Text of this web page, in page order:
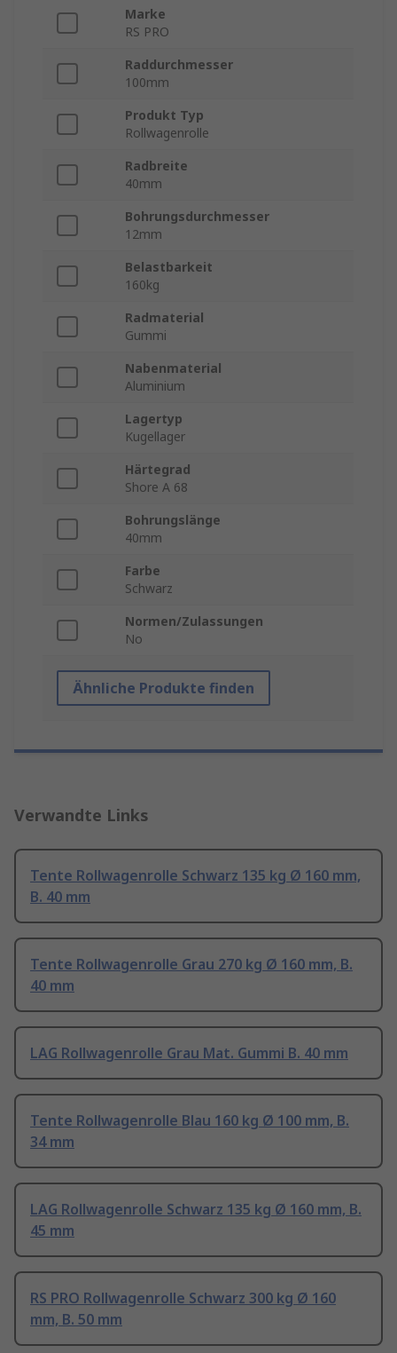
Marke
RS PRO
Raddurchmesser
100mm
Produkt Typ
Rollwagenrolle
Radbreite
40mm
Bohrungsdurchmesser
12mm
Belastbarkeit
160kg
Radmaterial
Gummi
Nabenmaterial
Aluminium
Lagertyp
Kugellager
Härtegrad
Shore A 68
Bohrungslänge
40mm
Farbe
Schwarz
Normen/Zulassungen
No
Ähnliche Produkte finden
Verwandte Links
Tente Rollwagenrolle Schwarz 135 kg Ø 160 mm,
B. 40 mm
Tente Rollwagenrolle Grau 270 kg Ø 160 mm, B.
40 mm
LAG Rollwagenrolle Grau Mat. Gummi B. 40 mm
Tente Rollwagenrolle Blau 160 kg Ø 100 mm, B.
34 mm
LAG Rollwagenrolle Schwarz 135 kg Ø 160 mm, B.
45 mm
RS PRO Rollwagenrolle Schwarz 300 kg Ø 160
mm, B. 50 mm